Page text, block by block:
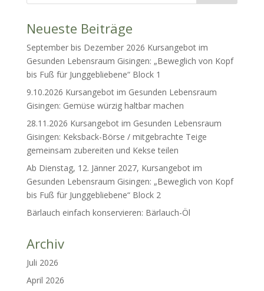
Neueste Beiträge
September bis Dezember 2026 Kursangebot im
Gesunden Lebensraum Gisingen: „Beweglich von Kopf
bis Fuß für Junggebliebene“ Block 1
9.10.2026 Kursangebot im Gesunden Lebensraum
Gisingen: Gemüse würzig haltbar machen
28.11.2026 Kursangebot im Gesunden Lebensraum
Gisingen: Keksback-Börse / mitgebrachte Teige
gemeinsam zubereiten und Kekse teilen
Ab Dienstag, 12. Jänner 2027, Kursangebot im
Gesunden Lebensraum Gisingen: „Beweglich von Kopf
bis Fuß für Junggebliebene“ Block 2
Bärlauch einfach konservieren: Bärlauch-Öl
Archiv
Juli 2026
April 2026